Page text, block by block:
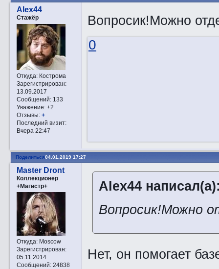
Alex44
Стажёр
Откуда:Кострома
Зарегистрирован:
13.09.2017
Сообщений:133
Уважение: +2
Отзывы: +
Последний визит:
Вчера 22:47
Вопросик!Можно
0
Поделиться04.01.2019 17:27
Master Dront
Коллекционер
+Магистр+
Откуда:Moscow
Зарегистрирован:
05.11.2014
Сообщений:24838
Alex44
Вопросик!Можно
Нет, он помогает